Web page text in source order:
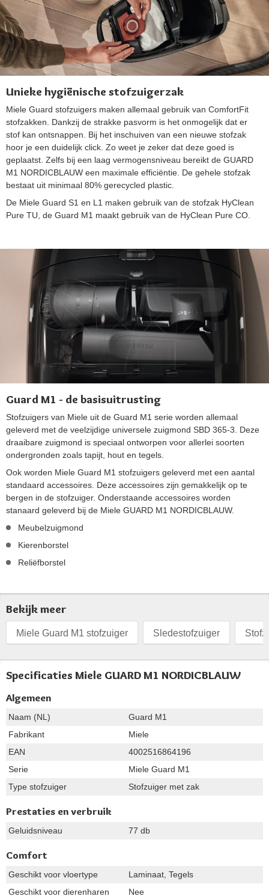
Unieke hygiënische stofzuigerzak
Miele Guard stofzuigers maken allemaal gebruik van ComfortFit
stofzakken. Dankzij de strakke pasvorm is het onmogelijk dat er
stof kan ontsnappen. Bij het inschuiven van een nieuwe stofzak
hoor je een duidelijk click. Zo weet je zeker dat deze goed is
geplaatst. Zelfs bij een laag vermogensniveau bereikt de GUARD
M1 NORDICBLAUW een maximale efficiëntie. De gehele stofzak
bestaat uit minimaal 80% gerecycled plastic.
De Miele Guard S1 en L1 maken gebruik van de stofzak HyClean
Pure TU, de Guard M1 maakt gebruik van de HyClean Pure CO.
Guard M1 - de basisuitrusting
Stofzuigers van Miele uit de Guard M1 serie worden allemaal
geleverd met de veelzijdige universele zuigmond SBD 365-3. Deze
draaibare zuigmond is speciaal ontworpen voor allerlei soorten
ondergronden zoals tapijt, hout en tegels.
Ook worden Miele Guard M1 stofzuigers geleverd met een aantal
standaard accessoires. Deze accessoires zijn gemakkelijk op te
bergen in de stofzuiger. Onderstaande accessoires worden
stanaard geleverd bij de Miele GUARD M1 NORDICBLAUW.
Meubelzuigmond
Kierenborstel
Reliëfborstel
Bekijk meer
Miele Guard M1 stofzuiger Sledestofzuiger
Specificaties Miele GUARD M1 NORDICBLAUW
Algemeen
Naam (NL)
Guard M1
Fabrikant
Miele
EAN
4002516864196
Serie
Miele Guard M1
Type stofzuiger
Stofzuiger met zak
Prestaties en verbruik
Geluidsniveau 77 db
Comfort
Geschikt voor vloertype
Laminaat, Tegels
Geschikt voor dierenharen
Nee